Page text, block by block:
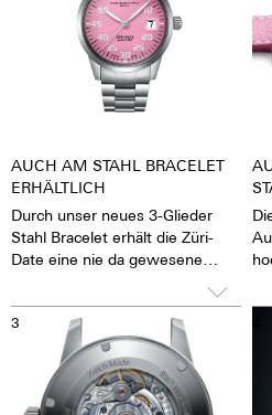
AUCH AM STAHL BRACELET
ERHÄLTLICH
Durch unser neues 3-Glieder
Stahl Bracelet erhält die Züri-
Date eine nie da gewesene
3